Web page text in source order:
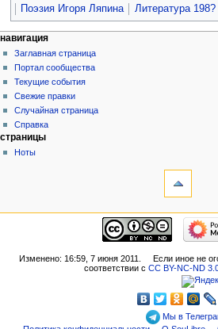
Поэзия Игоря Ляпина
Литература 198?
навигация
Заглавная страница
Портал сообщества
Текущие события
Свежие правки
Случайная страница
Справка
страницы
Ноты
Изменено: 16:59, 7 июня 2011.
Если иное не
соответствии сCC BY-NC-ND
Мы в